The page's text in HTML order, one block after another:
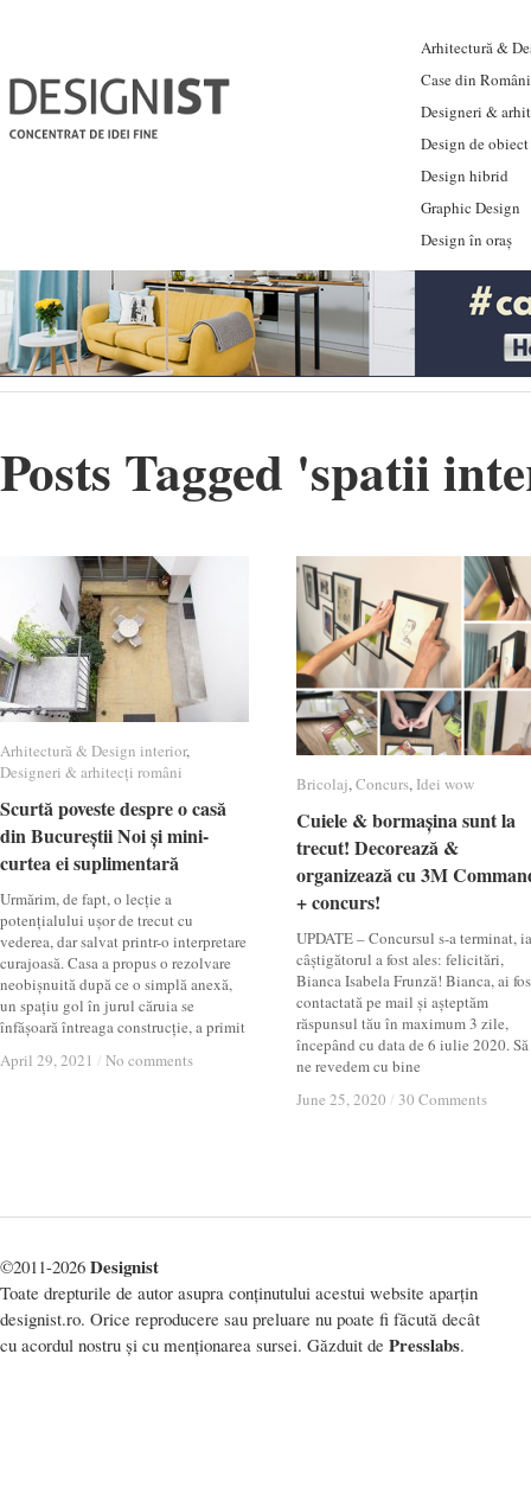
Arhitectură &
Case din
Designeri &
Design de obiect
Design hibrid
Graphic Design
Design în oraș
Posts Tagged 'spatii
Arhitectură & Design interior,
Designeri & arhitecți români
Scurtă poveste despre o casă
din Bucureștii Noi și mini-
curtea ei suplimentară
Urmărim, de fapt, o lecție a
potențialului ușor de trecut cu
vederea, dar salvat printr-o interpretare
curajoasă. Casa a propus o rezolvare
neobișnuită după ce o simplă anexă,
un spațiu gol în jurul căruia se
înfășoară întreaga construcție, a primit
April 29, 2021 / No comments
Arhitectură & Design interior
Designeri & arhitecți români
Scurtă poveste despre o casă
din Bucureștii Noi și mini-
curtea ei suplimentară
April 29, 2021 / No comments
Bricolaj,Concurs, Idei wow
Cuiele & bormașina sunt la
trecut! Decorează &
organizează cu 3M
+ concurs!
UPDATE – Concursul s-a terminat,
câștigătorul a fost ales: felicitări,
Bianca Isabela Frunză! Bianca, ai
contactată pe mail și așteptăm
răspunsul tău în maximum 3 zile,
începând cu data de 6 iulie 2020. Să
ne revedem cu bine
June 25, 2020 / 30 Comments
Bricolaj Concurs Idei wow
Cuiele & bormașina sunt la
trecut! Decorează &
organizează cu 3M
+ concurs!
June 25, 2020 / 30 Comments
©2011-2026 Designist
Toate drepturile de autor asupra conținutului acestui website aparțin
designist.ro. Orice reproducere sau preluare nu poate fi făcută decât
cu acordul nostru și cu menționarea sursei. Găzduit de Presslabs.